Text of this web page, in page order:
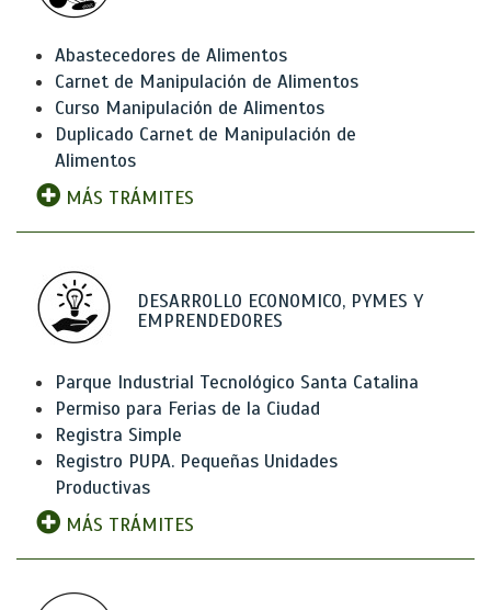
Abastecedores de Alimentos
Carnet de Manipulación de Alimentos
Curso Manipulación de Alimentos
Duplicado Carnet de Manipulación de
Alimentos
MÁS TRÁMITES
DESARROLLO ECONOMICO, PYMES Y
EMPRENDEDORES
Parque Industrial Tecnológico Santa Catalina
Permiso para Ferias de la Ciudad
Registra Simple
Registro PUPA. Pequeñas Unidades
Productivas
MÁS TRÁMITES